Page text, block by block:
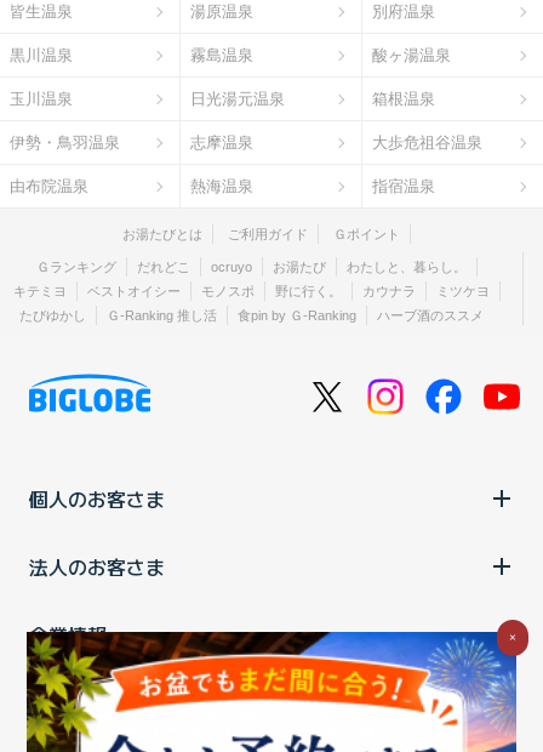
皆生温泉 湯原温泉 別府温泉
黒川温泉 霧島温泉 酸ヶ湯温泉
玉川温泉 日光湯元温泉 箱根温泉
伊勢・鳥羽温泉 志摩温泉 大歩危祖谷温泉
由布院温泉 熱海温泉 指宿温泉
お湯たびとは ご利用ガイド Ｇポイント
Ｇランキング だれどこ ocruyo お湯たび
わたしと、暮らし。
キテミヨ
ベストオイシー モノスポ 野に行く。 カウナラ
ミツケヨ
たびゆかし
Ｇ-Ranking 推し活 食pin by Ｇ-Ranking ハーブ酒のススメ
個人のお客さま
法人のお客さま
企業情報
ご利用中の方
×